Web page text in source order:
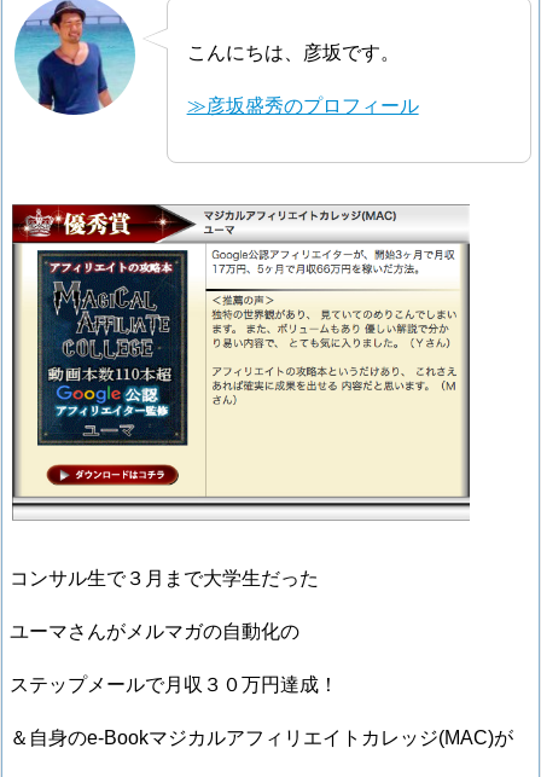
こんにちは、彦坂です。
≫彦坂盛秀のプロフィール
コンサル生で３月まで大学生だった
ユーマさんがメルマガの自動化の
ステップメールで月収３０万円達成！
＆自身のe-Bookマジカルアフィリエイトカレッジ(MAC)が